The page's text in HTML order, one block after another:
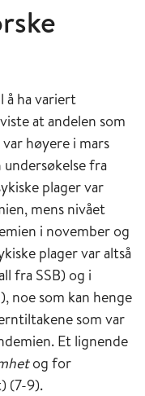
å ha variert
at andelen som
høyere i mars
fra
plager var
mens nivået
i november og
plager var altså
fra SSB) og i
noe som kan henge
som var
Et lignende
og for
(7-9).